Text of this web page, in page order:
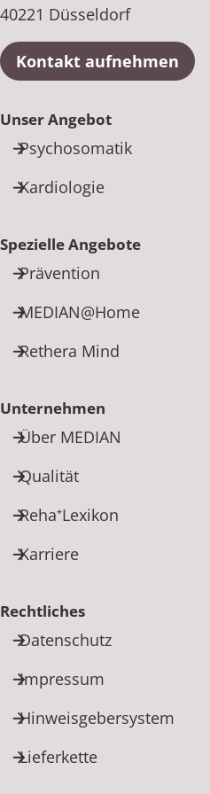
40221 Düsseldorf
Kontakt aufnehmen
Unser Angebot
Psychosomatik
Kardiologie
Spezielle Angebote
Prävention
MEDIAN@Home
Rethera Mind
Unternehmen
Über MEDIAN
Qualität
Reha⁺Lexikon
Karriere
Rechtliches
Datenschutz
Impressum
Hinweisgebersystem
Lieferkette